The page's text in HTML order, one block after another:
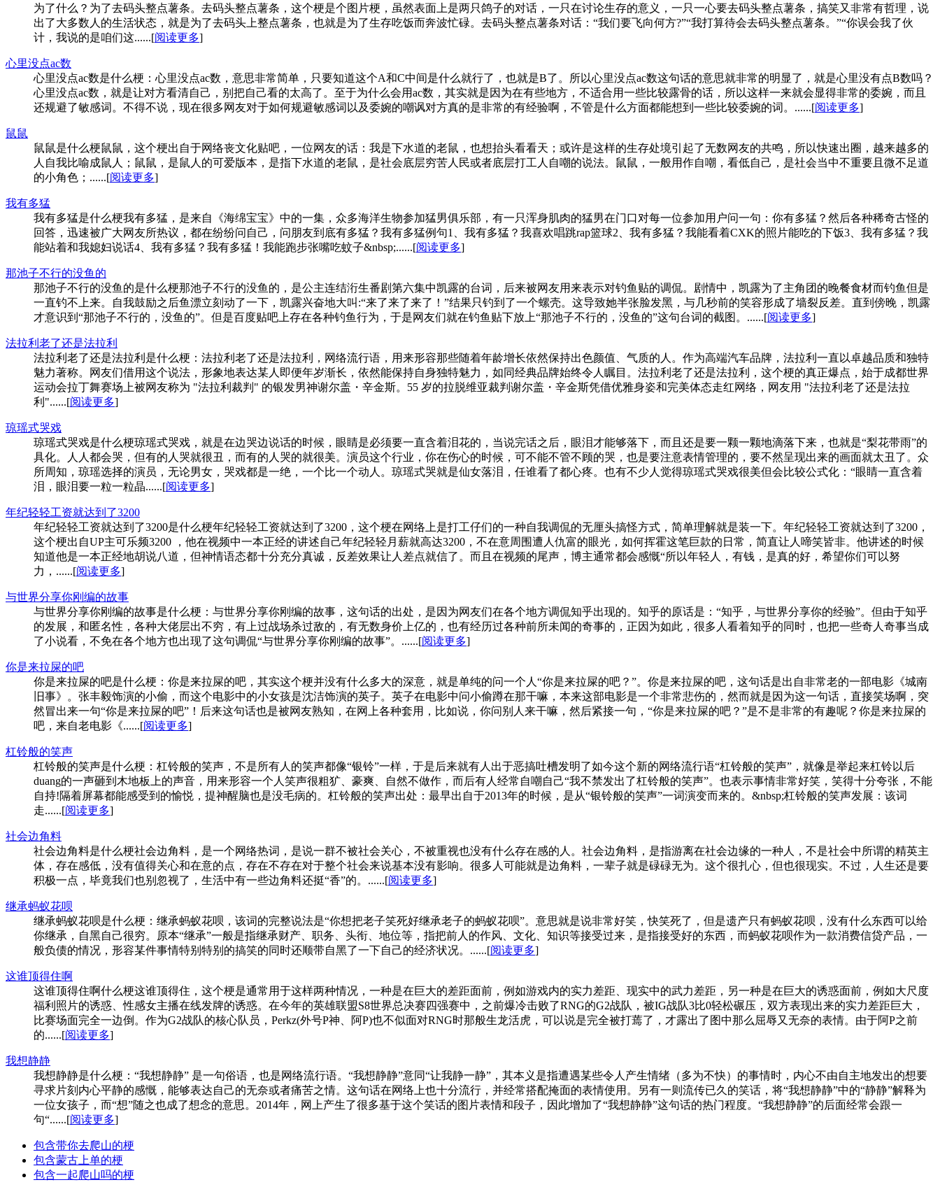
为了什么？为了去码头整点薯条。去码头整点薯条，这个梗是个图片梗，虽然表面上是两只鸽子的对话，一只在讨论生存的意义，一只一心要去码头整点薯条，搞笑又非常有哲理，说
出了大多数人的生活状态，就是为了去码头上整点薯条，也就是为了生存吃饭而奔波忙碌。去码头整点薯条对话：“我们要飞向何方?”“我打算待会去码头整点薯条。”“你误会我了伙
计，我说的是咱们这......[阅读更多]
心里没点ac数
心里没点ac数是什么梗：心里没点ac数，意思非常简单，只要知道这个A和C中间是什么就行了，也就是B了。所以心里没点ac数这句话的意思就非常的明显了，就是心里没有点B数吗？
心里没点ac数，就是让对方看清自己，别把自己看的太高了。至于为什么会用ac数，其实就是因为在有些地方，不适合用一些比较露骨的话，所以这样一来就会显得非常的委婉，而且
还规避了敏感词。不得不说，现在很多网友对于如何规避敏感词以及委婉的嘲讽对方真的是非常的有经验啊，不管是什么方面都能想到一些比较委婉的词。......[阅读更多]
鼠鼠
鼠鼠是什么梗鼠鼠，这个梗出自于网络丧文化贴吧，一位网友的话：我是下水道的老鼠，也想抬头看看天；或许是这样的生存处境引起了无数网友的共鸣，所以快速出圈，越来越多的
人自我比喻成鼠人；鼠鼠，是鼠人的可爱版本，是指下水道的老鼠，是社会底层穷苦人民或者底层打工人自嘲的说法。鼠鼠，一般用作自嘲，看低自己，是社会当中不重要且微不足道
的小角色；......[阅读更多]
我有多猛
我有多猛是什么梗我有多猛，是来自《海绵宝宝》中的一集，众多海洋生物参加猛男俱乐部，有一只浑身肌肉的猛男在门口对每一位参加用户问一句：你有多猛？然后各种稀奇古怪的
回答，迅速被广大网友所热议，都在纷纷问自己，问朋友到底有多猛？我有多猛例句1、我有多猛？我喜欢唱跳rap篮球2、我有多猛？我能看着CXK的照片能吃的下饭3、我有多猛？我
能站着和我媳妇说话4、我有多猛？我有多猛！我能跑步张嘴吃蚊子&nbsp;......[阅读更多]
那池子不行的没鱼的
那池子不行的没鱼的是什么梗那池子不行的没鱼的，是公主连结洐生番剧第六集中凯露的台词，后来被网友用来表示对钓鱼贴的调侃。剧情中，凯露为了主角团的晚餐食材而钓鱼但是
一直钓不上来。自我鼓励之后鱼漂立刻动了一下，凯露兴奋地大叫:“来了来了来了！”结果只钓到了一个螺壳。这导致她半张脸发黑，与几秒前的笑容形成了墙裂反差。直到傍晚，凯露
才意识到“那池子不行的，没鱼的”。但是百度贴吧上存在各种钓鱼行为，于是网友们就在钓鱼贴下放上“那池子不行的，没鱼的”这句台词的截图。......[阅读更多]
法拉利老了还是法拉利
法拉利老了还是法拉利是什么梗：法拉利老了还是法拉利，网络流行语，用来形容那些随着年龄增长依然保持出色颜值、气质的人。作为高端汽车品牌，法拉利一直以卓越品质和独特
魅力著称。网友们借用这个说法，形象地表达某人即便年岁渐长，依然能保持自身独特魅力，如同经典品牌始终令人瞩目。法拉利老了还是法拉利，这个梗的真正爆点，始于成都世界
运动会拉丁舞赛场上被网友称为 "法拉利裁判" 的银发男神谢尔盖・辛金斯。55 岁的拉脱维亚裁判谢尔盖・辛金斯凭借优雅身姿和完美体态走红网络，网友用 "法拉利老了还是法拉
利"......[阅读更多]
琼瑶式哭戏
琼瑶式哭戏是什么梗琼瑶式哭戏，就是在边哭边说话的时候，眼睛是必须要一直含着泪花的，当说完话之后，眼泪才能够落下，而且还是要一颗一颗地滴落下来，也就是“梨花带雨”的
具化。人人都会哭，但有的人哭就很丑，而有的人哭的就很美。演员这个行业，你在伤心的时候，可不能不管不顾的哭，也是要注意表情管理的，要不然呈现出来的画面就太丑了。众
所周知，琼瑶选择的演员，无论男女，哭戏都是一绝，一个比一个动人。琼瑶式哭就是仙女落泪，任谁看了都心疼。也有不少人觉得琼瑶式哭戏很美但会比较公式化：“眼睛一直含着
泪，眼泪要一粒一粒晶......[阅读更多]
年纪轻轻工资就达到了3200
年纪轻轻工资就达到了3200是什么梗年纪轻轻工资就达到了3200，这个梗在网络上是打工仔们的一种自我调侃的无厘头搞怪方式，简单理解就是装一下。年纪轻轻工资就达到了3200，
这个梗出自UP主可乐频3200 ，他在视频中一本正经的讲述自己年纪轻轻月薪就高达3200，不在意周围遭人仇富的眼光，如何挥霍这笔巨款的日常，简直让人啼笑皆非。他讲述的时候
知道他是一本正经地胡说八道，但神情语态都十分充分真诚，反差效果让人差点就信了。而且在视频的尾声，博主通常都会感慨“所以年轻人，有钱，是真的好，希望你们可以努
力，......[阅读更多]
与世界分享你刚编的故事
与世界分享你刚编的故事是什么梗：与世界分享你刚编的故事，这句话的出处，是因为网友们在各个地方调侃知乎出现的。知乎的原话是：“知乎，与世界分享你的经验”。但由于知乎
的发展，和匿名性，各种大佬层出不穷，有上过战场杀过敌的，有无数身价上亿的，也有经历过各种前所未闻的奇事的，正因为如此，很多人看着知乎的同时，也把一些奇人奇事当成
了小说看，不免在各个地方也出现了这句调侃“与世界分享你刚编的故事”。......[阅读更多]
你是来拉屎的吧
你是来拉屎的吧是什么梗：你是来拉屎的吧，其实这个梗并没有什么多大的深意，就是单纯的问一个人“你是来拉屎的吧？”。你是来拉屎的吧，这句话是出自非常老的一部电影《城南
旧事》。张丰毅饰演的小偷，而这个电影中的小女孩是沈洁饰演的英子。英子在电影中问小偷蹲在那干嘛，本来这部电影是一个非常悲伤的，然而就是因为这一句话，直接笑场啊，突
然冒出来一句“你是来拉屎的吧”！后来这句话也是被网友熟知，在网上各种套用，比如说，你问别人来干嘛，然后紧接一句，“你是来拉屎的吧？”是不是非常的有趣呢？你是来拉屎的
吧，来自老电影《......[阅读更多]
杠铃般的笑声
杠铃般的笑声是什么梗：杠铃般的笑声，不是所有人的笑声都像“银铃”一样，于是后来就有人出于恶搞吐槽发明了如今这个新的网络流行语“杠铃般的笑声”，就像是举起来杠铃以后
duang的一声砸到木地板上的声音，用来形容一个人笑声很粗犷、豪爽、自然不做作，而后有人经常自嘲自己“我不禁发出了杠铃般的笑声”。也表示事情非常好笑，笑得十分夸张，不能
自持!隔着屏幕都能感受到的愉悦，提神醒脑也是没毛病的。杠铃般的笑声出处：最早出自于2013年的时候，是从“银铃般的笑声”一词演变而来的。&nbsp;杠铃般的笑声发展：该词
走......[阅读更多]
社会边角料
社会边角料是什么梗社会边角料，是一个网络热词，是说一群不被社会关心，不被重视也没有什么存在感的人。社会边角料，是指游离在社会边缘的一种人，不是社会中所谓的精英主
体，存在感低，没有值得关心和在意的点，存在不存在对于整个社会来说基本没有影响。很多人可能就是边角料，一辈子就是碌碌无为。这个很扎心，但也很现实。不过，人生还是要
积极一点，毕竟我们也别忽视了，生活中有一些边角料还挺“香”的。......[阅读更多]
继承蚂蚁花呗
继承蚂蚁花呗是什么梗：继承蚂蚁花呗，该词的完整说法是“你想把老子笑死好继承老子的蚂蚁花呗”。意思就是说非常好笑，快笑死了，但是遗产只有蚂蚁花呗，没有什么东西可以给
你继承，自黑自己很穷。原本“继承”一般是指继承财产、职务、头衔、地位等，指把前人的作风、文化、知识等接受过来，是指接受好的东西，而蚂蚁花呗作为一款消费信贷产品，一
般负债的情况，形容某件事情特别特别的搞笑的同时还顺带自黑了一下自己的经济状况。......[阅读更多]
这谁顶得住啊
这谁顶得住啊什么梗这谁顶得住，这个梗是通常用于这样两种情况，一种是在巨大的差距面前，例如游戏内的实力差距、现实中的武力差距，另一种是在巨大的诱惑面前，例如大尺度
福利照片的诱惑、性感女主播在线发牌的诱惑。在今年的英雄联盟S8世界总决赛四强赛中，之前爆冷击败了RNG的G2战队，被IG战队3比0轻松碾压，双方表现出来的实力差距巨大，
比赛场面完全一边倒。作为G2战队的核心队员，Perkz(外号P神、阿P)也不似面对RNG时那般生龙活虎，可以说是完全被打蔫了，才露出了图中那么屈辱又无奈的表情。由于阿P之前
的......[阅读更多]
我想静静
我想静静是什么梗：“我想静静” 是一句俗语，也是网络流行语。“我想静静”意同“让我静一静”，其本义是指遭遇某些令人产生情绪（多为不快）的事情时，内心不由自主地发出的想要
寻求片刻内心平静的感慨，能够表达自己的无奈或者痛苦之情。这句话在网络上也十分流行，并经常搭配掩面的表情使用。另有一则流传已久的笑话，将“我想静静”中的“静静”解释为
一位女孩子，而“想”随之也成了想念的意思。2014年，网上产生了很多基于这个笑话的图片表情和段子，因此增加了“我想静静”这句话的热门程度。“我想静静”的后面经常会跟一
句“......[阅读更多]
包含带你去爬山的梗
包含蒙古上单的梗
包含一起爬山吗的梗